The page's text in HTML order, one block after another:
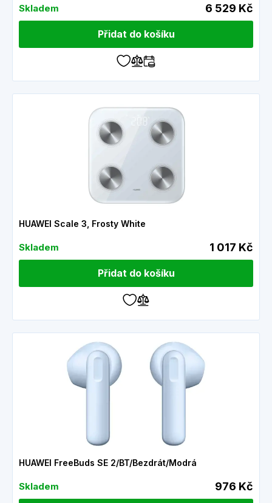
Skladem 6 529 Kč
Přidat do košíku
HUAWEI Scale 3, Frosty White
Skladem 1 017 Kč
Přidat do košíku
HUAWEI FreeBuds SE 2/BT/Bezdrát/Modrá
Skladem 976 Kč